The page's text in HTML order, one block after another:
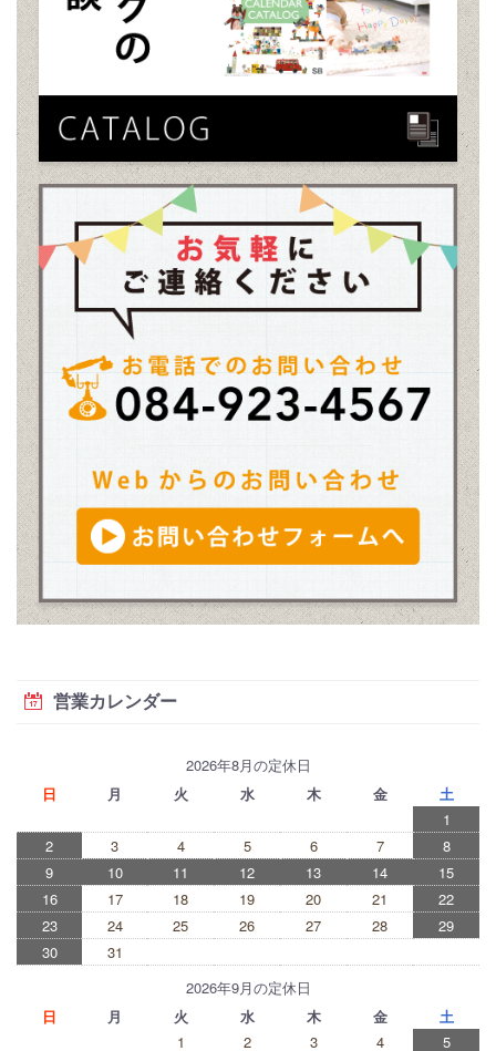
営業カレンダー
2026年8月の定休日
日
月 火 水 木 金
土
1
2
3 4 5 6 7
8
9
10 11 12 13 14
15
16
17 18 19 20 21
22
23
24 25 26 27 28
29
30
31
2026年9月の定休日
日
月 火 水 木 金
土
1
2 3 4 5